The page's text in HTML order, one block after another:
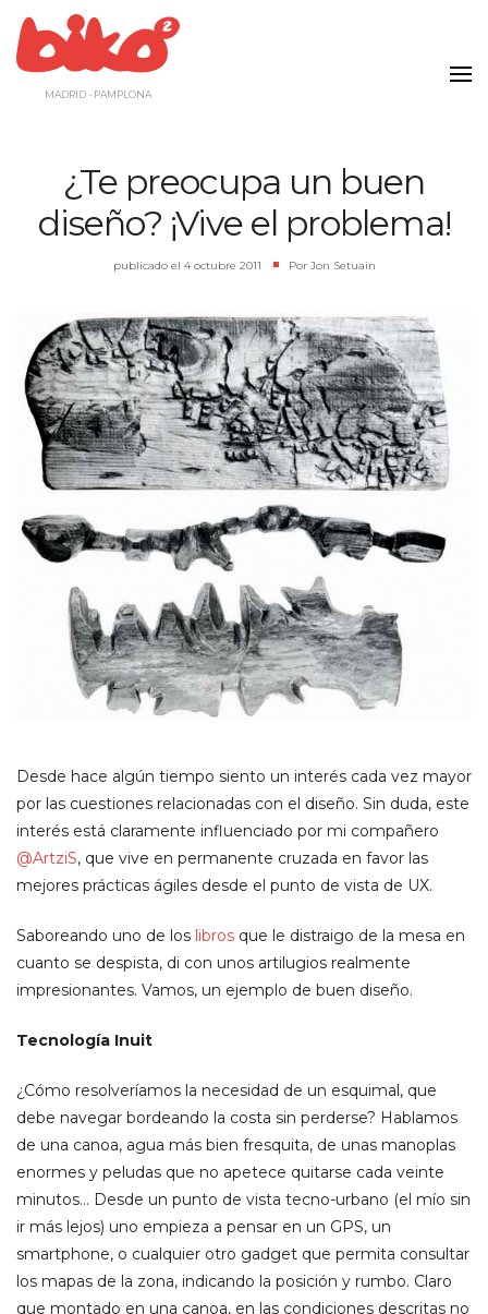
contenido
MADRID - PAMPLONA
¿Te preocupa un buen
diseño? ¡Vive el problema!
publicado el 4 octubre 2011 | Por Jon Setuain
Desde hace algún tiempo siento un interés cada vez mayor
por las cuestiones relacionadas con el diseño. Sin duda, este
interés está claramente influenciado por mi compañero
@ArtziS, que vive en permanente cruzada en favor las
mejores prácticas ágiles desde el punto de vista de UX.
Saboreando uno de los libros que le distraigo de la mesa en
cuanto se despista, di con unos artilugios realmente
impresionantes. Vamos, un ejemplo de buen diseño.
Tecnología Inuit
¿Cómo resolveríamos la necesidad de un esquimal, que
debe navegar bordeando la costa sin perderse? Hablamos
de una canoa, agua más bien fresquita, de unas manoplas
enormes y peludas que no apetece quitarse cada veinte
minutos… Desde un punto de vista tecno-urbano (el mío sin
ir más lejos) uno empieza a pensar en un GPS, un
smartphone, o cualquier otro gadget que permita consultar
los mapas de la zona, indicando la posición y rumbo. Claro
que montado en una canoa, en las condiciones descritas no